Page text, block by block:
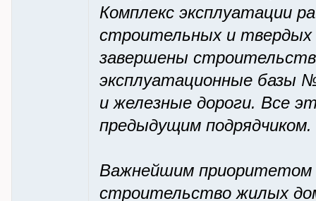
Комплекс эксплуатации
строительных и
завершены
эксплуатационные базы
и железные дороги. Все
предыдущим подрядчиком.
Важнейшим приоритетом
строительство жилых